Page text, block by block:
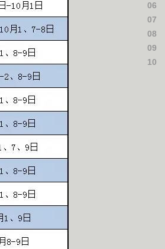
06
07
08
09
10